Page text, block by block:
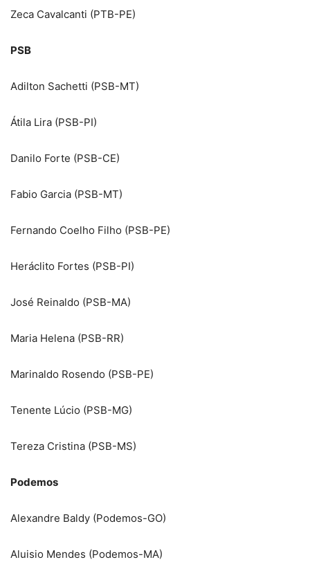
Zeca Cavalcanti (PTB-PE)
PSB
Adilton Sachetti (PSB-MT)
Átila Lira (PSB-PI)
Danilo Forte (PSB-CE)
Fabio Garcia (PSB-MT)
Fernando Coelho Filho (PSB-PE)
Heráclito Fortes (PSB-PI)
José Reinaldo (PSB-MA)
Maria Helena (PSB-RR)
Marinaldo Rosendo (PSB-PE)
Tenente Lúcio (PSB-MG)
Tereza Cristina (PSB-MS)
Podemos
Alexandre Baldy (Podemos-GO)
Aluisio Mendes (Podemos-MA)